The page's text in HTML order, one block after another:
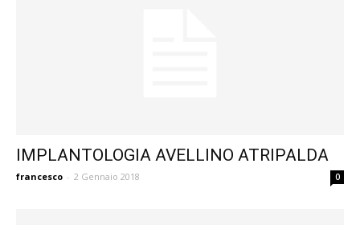
IMPLANTOLOGIA AVELLINO ATRIPALDA
francesco - 2 Gennaio 2018 0